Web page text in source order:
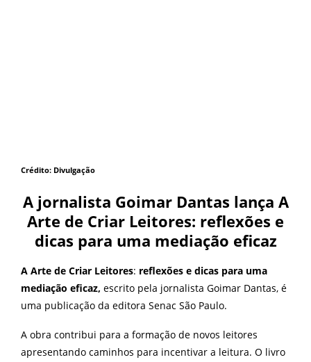
Crédito: Divulgação
A jornalista Goimar Dantas lança A
Arte de Criar Leitores: reflexões e
dicas para uma mediação eficaz
A Arte de Criar Leitores: reflexões e dicas para uma
mediação eficaz, escrito pela jornalista Goimar Dantas, é
uma publicação da editora Senac São Paulo.
A obra contribui para a formação de novos leitores
apresentando caminhos para incentivar a leitura. O livro